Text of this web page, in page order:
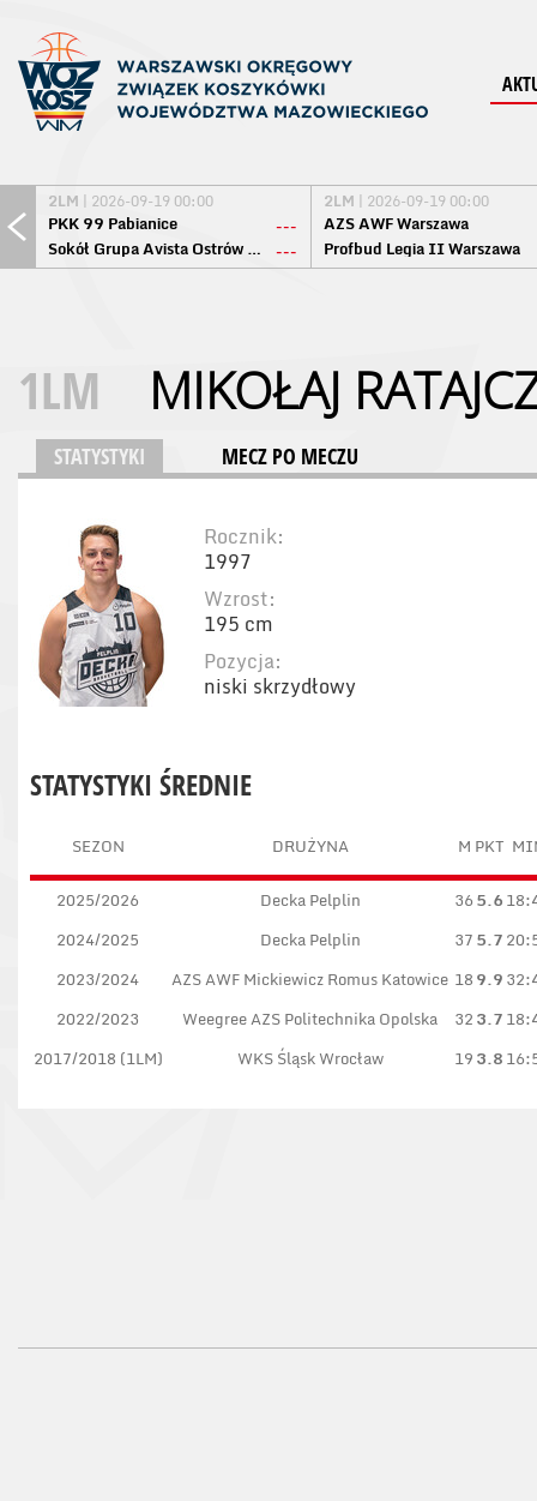
2LM | 2026-09-19 00:00
PKK 99 Pabianice
---
Sokół Grupa Avista Ostrów Maz. ---
2LM | 2026-09-19 00:00
AZS AWF Warszawa
Profbud Legia II Warszawa
1LM MIKOŁAJ
STATYSTYKI MECZ PO MECZU
Rocznik:
1997
Wzrost:
195 cm
Pozycja:
niski skrzydłowy
STATYSTYKI ŚREDNIE
SEZON DRUŻYNA M PKT
2025/2026 Decka Pelplin 365.6
2024/2025
Decka Pelplin 375.7
2023/2024
AZS AWF Mickiewicz Romus Katowice 189.9
2022/2023
Weegree AZS Politechnika Opolska 323.7
2017/2018 (1LM)
WKS Śląsk Wrocław 193.8